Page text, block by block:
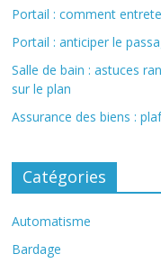
Portail : comment
Portail : anticiper le
Salle de bain : astuces
sur le plan
Assurance des biens :
Catégories
Automatisme
Bardage